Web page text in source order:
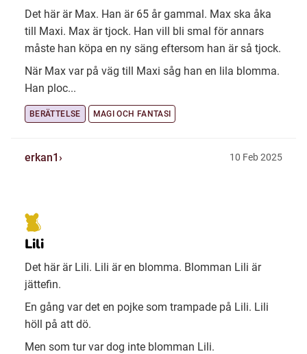
Det här är Max. Han är 65 år gammal. Max ska åka
till Maxi. Max är tjock. Han vill bli smal för annars
måste han köpa en ny säng eftersom han är så tjock.
När Max var på väg till Maxi såg han en lila blomma.
Han ploc...
BERÄTTELSE MAGI OCH FANTASI
erkan1 10 Feb 2025
Lili
Det här är Lili. Lili är en blomma. Blomman Lili är
jättefin.
En gång var det en pojke som trampade på Lili. Lili
höll på att dö.
Men som tur var dog inte blomman Lili.